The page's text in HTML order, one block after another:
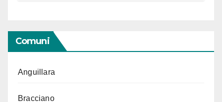
Comuni
Anguillara
Bracciano